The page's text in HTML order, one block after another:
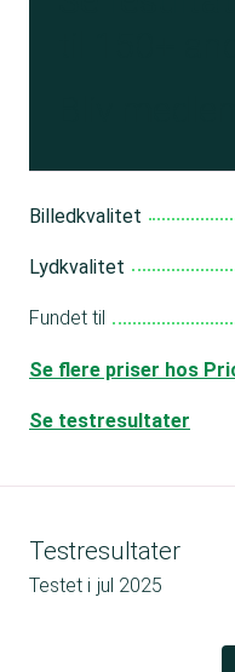
Billedkvalitet
Lydkvalitet
Fundet til
Se flere priser hos
Se testresultater
Testresultater
Testet i jul 2025